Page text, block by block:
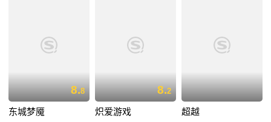
8.8
东城梦魇
8.2
炽爱游戏 超越